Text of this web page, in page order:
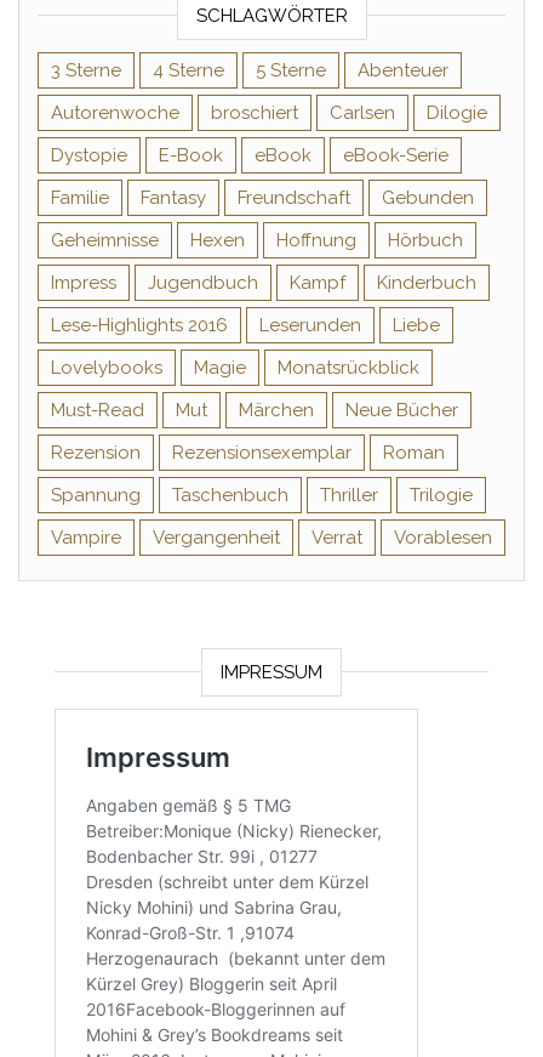
SCHLAGWÖRTER
3 Sterne 4 Sterne 5 Sterne
Abenteuer
Autorenwoche
broschiert Carlsen
Dilogie
Dystopie
E-Book eBook
eBook-Serie
Familie
Fantasy Freundschaft
Gebunden
Geheimnisse
Hexen Hoffnung
Hörbuch
Impress
Jugendbuch Kampf
Kinderbuch
Lese-Highlights 2016
Leserunden
Liebe
Lovelybooks
Magie
Monatsrückblick
Must-Read
Mut Märchen
Neue Bücher
Rezension
Rezensionsexemplar
Roman
Spannung
Taschenbuch Thriller
Trilogie
Vampire
Vergangenheit Verrat Vorablesen
IMPRESSUM